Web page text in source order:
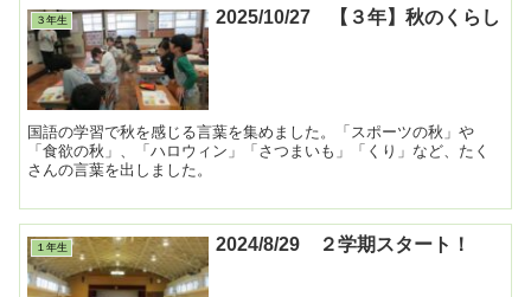
３年生 2025/10/27 【３年】秋のくらし
国語の学習で秋を感じる言葉を集めました。「スポーツの秋」や
「食欲の秋」、「ハロウィン」「さつまいも」「くり」など、たく
さんの言葉を出しました。
１年生 2024/8/29 ２学期スタート！